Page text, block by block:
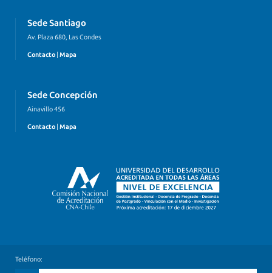
Sede Santiago
Av. Plaza 680, Las Condes
Contacto Mapa
Sede Concepción
Ainavillo 456
Contacto | Mapa
Teléfono: